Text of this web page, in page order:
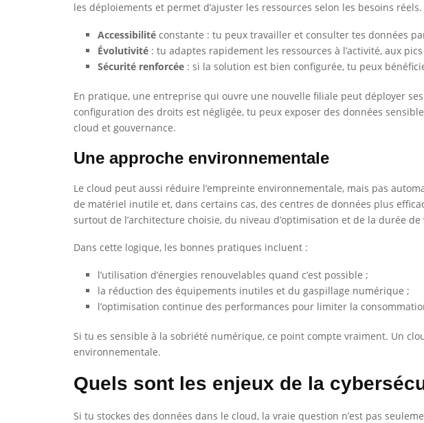
les déploiements et permet d’ajuster les ressources selon les besoins
Accessibilité constante : tu peux travailler et consulter tes données
Évolutivité : tu adaptes rapidement les ressources à l’activité, aux
Sécurité renforcée : si la solution est bien configurée, tu peux
En pratique, une entreprise qui ouvre une nouvelle filiale peut déployer
configuration des droits est négligée, tu peux exposer des données
cloud et gouvernance.
Une approche environnementale
Le cloud peut aussi réduire l’empreinte environnementale, mais pas
de matériel inutile et, dans certains cas, des centres de données plus
surtout de l’architecture choisie, du niveau d’optimisation et de la durée de
Dans cette logique, les bonnes pratiques incluent :
l’utilisation d’énergies renouvelables quand c’est possible ;
la réduction des équipements inutiles et du gaspillage numérique ;
l’optimisation continue des performances pour limiter la
Si tu es sensible à la sobriété numérique, ce point compte vraiment. Un
environnementale.
Quels sont les enjeux de la
Si tu stockes des données dans le cloud, la vraie question n’est pas